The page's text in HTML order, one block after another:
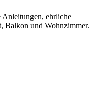
Anleitungen, ehrliche
Balkon und Wohnzimmer.